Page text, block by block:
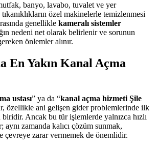
banyo, lavabo, tuvalet ve yer
özel makinelerle temizlenmesi
genellikle kameralı sistemler
nedeni net olarak belirlenir ve sorunun
önlemler alınır.
En Yakın Kanal Açma
ustası” ya da “kanal açma hizmeti Şile
özellikle ani gelişen gider problemlerinde ilk
Ancak bu tür işlemlerde yalnızca hızlı
zamanda kalıcı çözüm sunmak,
çevreye zarar vermemek de önemlidir.